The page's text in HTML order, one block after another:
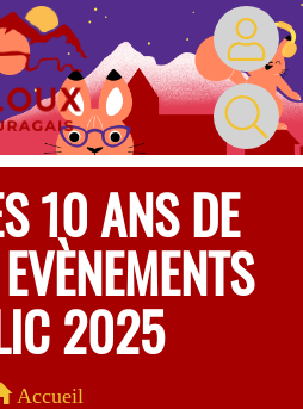
10 ANS DE
2025
Accueil